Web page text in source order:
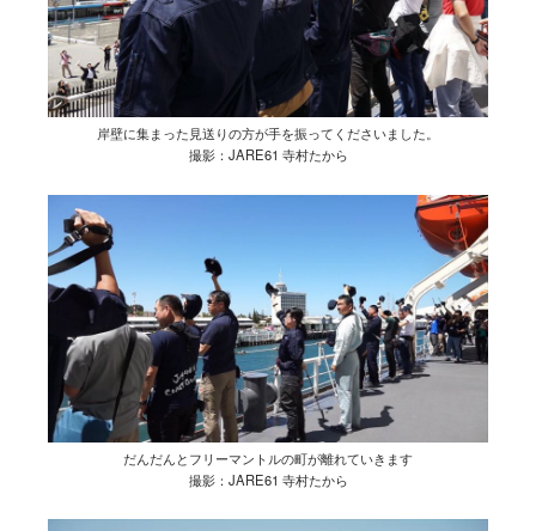
岸壁に集まった見送りの方が手を振ってくださいました。
撮影：JARE61 寺村たから
だんだんとフリーマントルの町が離れていきます
撮影：JARE61 寺村たから